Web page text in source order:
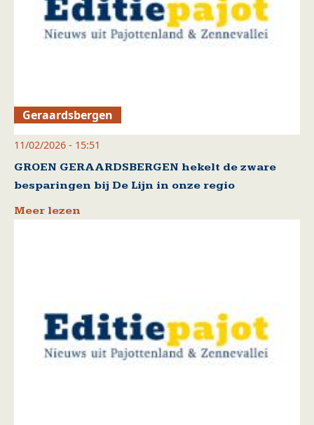
Geraardsbergen
11/02/2026 - 15:51
GROEN GERAARDSBERGEN hekelt de zware
besparingen bij De Lijn in onze regio
Meer lezen